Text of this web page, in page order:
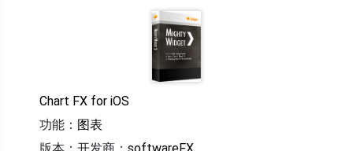
Chart FX for iOS
功能： 图表